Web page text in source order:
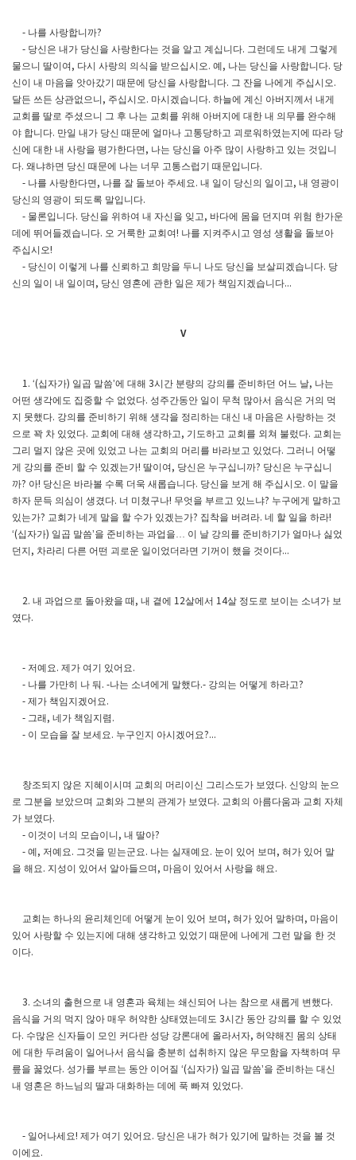
- 나를 사랑합니까?
- 당신은 내가 당신을 사랑한다는 것을 알고 계십니다. 그런데도 내게 그렇게
물으니 딸이여 , 다시 사랑의 의식을 받으십시오. 예 , 나는 당신을 사랑합니다. 당
신이 내 마음을 앗아갔기 때문에 당신을 사랑합니다. 그 잔을 나에게 주십시오.
달든 쓰든 상관없으니 , 주십시오. 마시겠습니다. 하늘에 계신 아버지께서 내게
교회를 딸로 주셨으니 그 후 나는 교회를 위해 아버지에 대한 내 의무를 완수해
야 합니다. 만일 내가 당신 때문에 얼마나 고통당하고 괴로워하였는지에 따라 당
신에 대한 내 사랑을 평가한다면 , 나는 당신을 아주 많이 사랑하고 있는 것입니
다. 왜냐하면 당신 때문에 나는 너무 고통스럽기 때문입니다.
- 나를 사랑한다면 , 나를 잘 돌보아 주세요.내 일이 당신의 일이고,내 영광이
당신의 영광이 되도록 말입니다.
- 물론입니다. 당신을 위하여 내 자신을 잊고, 바다에 몸을 던지며 위험 한가운
데에 뛰어들겠습니다. 오 거룩한 교회여! 나를 지켜주시고 영성 생활을 돌보아
주십시오!
- 당신이 이렇게 나를 신뢰하고 희망을 두니 나도 당신을 보살피겠습니다. 당
신의 일이 내 일이며 , 당신 영혼에 관한 일은 제가 책임지겠습니다...
V
1. ‘(십자가) 일곱 말씀’에 대해3시간 분량의 강의를 준비하던 어느 날, 나는
어떤 생각에도 집중할 수 없었다. 성주간동안 일이 무척 많아서 음식은 거의 먹
지 못했다. 강의를 준비하기 위해 생각을 정리하는 대신 내 마음은 사랑하는 것
으로 꽉 차 있었다. 교회에 대해 생각하고, 기도하고 교회를 외쳐 불렀다. 교회는
그리 멀지 않은 곳에 있었고 나는 교회의 머리를 바라보고 있었다. 그러니 어떻
게 강의를 준비 할 수 있겠는가! 딸이여 , 당신은 누구십니까? 당신은 누구십니
까? 아! 당신은 바라볼 수록 더욱 새롭습니다. 당신을 보게 해 주십시오. 이 말을
하자 문득 의심이 생겼다. 너 미쳤구나! 무엇을 부르고 있느냐? 누구에게 말하고
있는가? 교회가 네게 말을 할 수가 있겠는가? 집착을 버려라. 네 할 일을 하라!
‘(십자가) 일곱 말씀’을 준비하는 과업을… 이 날 강의를 준비하기가 얼마나 싫었
던지 , 차라리 다른 어떤 괴로운 일이었더라면 기꺼이 했을 것이다...
2.내 과업으로 돌아왔을 때 ,내 곁에 12살에서 14살 정도로 보이는 소녀가 보
였다.
- 저예요.제가 여기 있어요.
- 나를 가만히 나 둬 . -나는 소녀에게 말했다.- 강의는 어떻게 하라고?
-제가 책임지겠어요.
- 그래 ,네가 책임지렴 .
- 이 모습을 잘 보세요. 누구인지 아시겠어요?...
창조되지 않은 지혜이시며 교회의 머리이신 그리스도가 보였다.신앙의 눈으
로 그분을 보았으며 교회와 그분의 관계가 보였다. 교회의 아름다움과 교회 자체
가 보였다.
- 이것이 너의 모습이니 ,내 딸아?
-예 , 저예요. 그것을 믿는군요. 나는 실재예요. 눈이 있어 보며 ,혀가 있어 말
을 해요. 지성이 있어서 알아들으며 , 마음이 있어서 사랑을 해요.
교회는 하나의 윤리체인데 어떻게 눈이 있어 보며 ,혀가 있어 말하며 , 마음이
있어 사랑할 수 있는지에 대해 생각하고 있었기 때문에 나에게 그런 말을 한 것
이다.
3. 소녀의 출현으로 내 영혼과 육체는 쇄신되어 나는 참으로 새롭게 변했다.
음식을 거의 먹지 않아 매우 허약한 상태였는데도 3시간 동안 강의를 할 수 있었
다. 수많은 신자들이 모인 커다란 성당 강론대에 올라서자, 허약해진 몸의 상태
에 대한 두려움이 일어나서 음식을 충분히 섭취하지 않은 무모함을 자책하며 무
릎을 꿇었다. 성가를 부르는 동안 이어질 ‘(십자가) 일곱 말씀’을 준비하는 대신
내 영혼은 하느님의 딸과 대화하는 데에 푹 빠져 있었다.
- 일어나세요!제가 여기 있어요. 당신은 내가 혀가 있기에 말하는 것을 볼 것
이에요.